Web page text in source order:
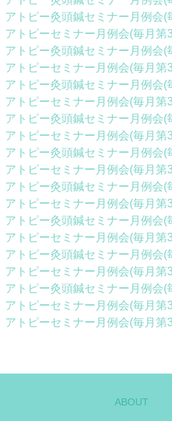
アトピー灸頭鍼セミナー月例会(
アトピーセミナー月例会(毎月第
アトピー灸頭鍼セミナー月例会(
アトピーセミナー月例会(毎月第
アトピー灸頭鍼セミナー月例会(
アトピーセミナー月例会(毎月第
アトピー灸頭鍼セミナー月例会(
アトピーセミナー月例会(毎月第
アトピー灸頭鍼セミナー月例会(
アトピーセミナー月例会(毎月第
アトピー灸頭鍼セミナー月例会(
アトピーセミナー月例会(毎月第
アトピー灸頭鍼セミナー月例会(
アトピーセミナー月例会(毎月第
アトピー灸頭鍼セミナー月例会(
アトピーセミナー月例会(毎月第
アトピー灸頭鍼セミナー月例会(
アトピーセミナー月例会(毎月第
アトピーセミナー月例会(毎月第
ABOUT